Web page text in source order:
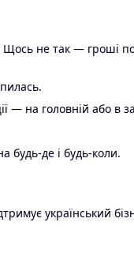
Щось не так — гроші
на головній або в
будь-де і будь-коли.
український